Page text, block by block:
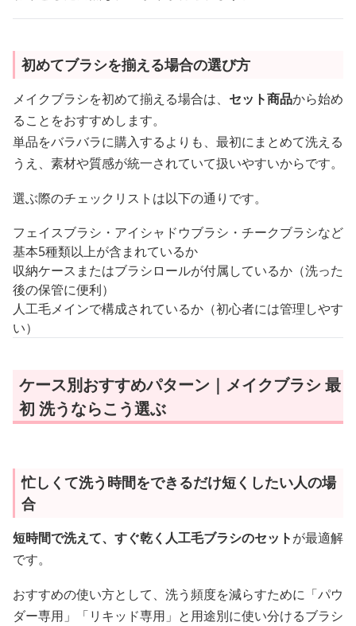
初めてブラシを揃える場合の選び方
メイクブラシを初めて揃える場合は、 セット商品から始め
ることをおすすめします。
単品をバラバラに購入するよりも、最初にまとめて洗える
うえ、素材や質感が統一されていて扱いやすいからです。
選ぶ際のチェックリストは以下の通りです。
フェイスブラシ・アイシャドウブラシ・チークブラシなど
基本5種類以上が含まれているか
収納ケースまたはブラシロールが付属しているか（洗った
後の保管に便利）
人工毛メインで構成されているか（初心者には管理しやす
い）
ケース別おすすめパターン｜メイクブラシ 最
初 洗うならこう選ぶ
忙しくて洗う時間をできるだけ短くしたい人の場
合
短時間で洗えて、すぐ乾く人工毛ブラシのセットが最適解
です。
おすすめの使い方として、洗う頻度を減らすために「パウ
ダー専用」「リキッド専用」と用途別に使い分けるブラシ